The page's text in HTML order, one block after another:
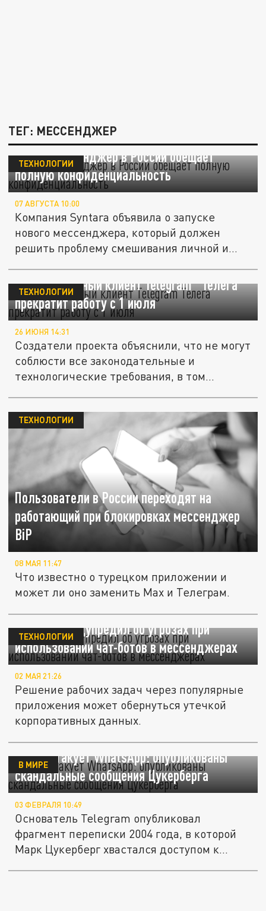
ТЕГ: МЕССЕНДЖЕР
Новый мессенджер в России обещает
полную конфиденциальность
ТЕХНОЛОГИИ
07 АВГУСТА 10:00
Компания Syntara объявила о запуске
нового мессенджера, который должен
решить проблему смешивания личной и...
Альтернативный клиент Telegram "Телега"
прекратит работу с 1 июля
ТЕХНОЛОГИИ
26 ИЮНЯ 14:31
Создатели проекта объяснили, что не могут
соблюсти все законодательные и
технологические требования, в том...
Пользователи в России переходят на
работающий при блокировках мессенджер
BiP
ТЕХНОЛОГИИ
08 МАЯ 11:47
Что известно о турецком приложении и
может ли оно заменить Мах и Телеграм.
Эксперт предупредил об угрозах при
использовании чат-ботов в мессенджерах
ТЕХНОЛОГИИ
02 МАЯ 21:26
Решение рабочих задач через популярные
приложения может обернуться утечкой
корпоративных данных.
Дуров атакует WhatsApp: опубликованы
скандальные сообщения Цукерберга
В МИРЕ
03 ФЕВРАЛЯ 10:49
Основатель Telegram опубликовал
фрагмент переписки 2004 года, в которой
Марк Цукерберг хвастался доступом к...